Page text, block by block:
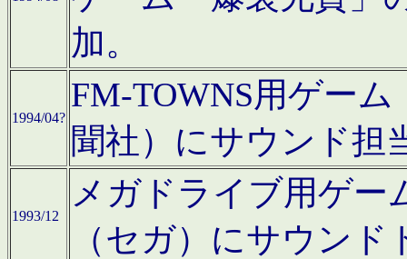
加。
1994/04?
FM-TOWNS用ゲー
聞社）にサウンド担
1993/12
メガドライブ用ゲー
（セガ）にサウン